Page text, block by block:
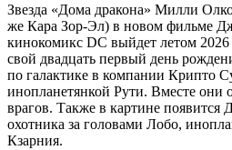
Звезда «Дома дракона» Милли
же Кара Зор-Эл) в новом фильме
кинокомикс DC выйдет летом
свой двадцать первый день
по галактике в компании Крипто
инопланетянкой Рути. Вместе они
врагов. Также в картине
охотника за головами Лобо,
Кзарния.